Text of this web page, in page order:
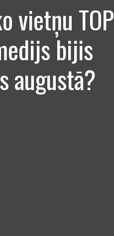
vietņu TOP
bijis
augustā?